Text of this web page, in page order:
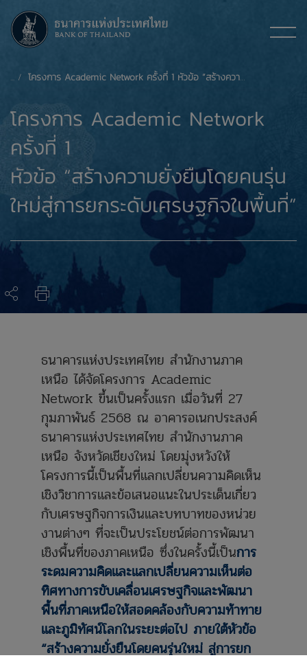
โครงการ Academic Network ครั้งที่ 1 หัวข้อ “สร้างความยั่งยืนโดยคนรุ่นใหม่สู่การยกระดับเศรษฐกิจในพื้นที่”
โครงการ Academic Network
ครั้งที่ 1
หัวข้อ “สร้างความยั่งยืนโดยคนรุ่น
ใหม่สู่การยกระดับเศรษฐกิจในพื้นที่”
ธนาคารแห่งประเทศไทย สำนักงานภาค
เหนือ ได้จัดโครงการ Academic
Network ขึ้นเป็นครั้งแรก เมื่อวันที่ 27
กุมภาพันธ์ 2568 ณ อาคารอเนกประสงค์
ธนาคารแห่งประเทศไทย สำนักงานภาค
เหนือ จังหวัดเชียงใหม่ โดยมุ่งหวังให้
โครงการนี้เป็นพื้นที่แลกเปลี่ยนความคิดเห็น
เชิงวิชาการและข้อเสนอแนะในประเด็นเกี่ยว
กับเศรษฐกิจการเงินและบทบาทของหน่วย
งานต่างๆ ที่จะเป็นประโยชน์ต่อการพัฒนา
เชิงพื้นที่ของภาคเหนือ ซึ่งในครั้งนี้เป็นการ
ระดมความคิดและแลกเปลี่ยนความเห็นต่อ
ทิศทางการขับเคลื่อนเศรษฐกิจและพัฒนา
พื้นที่ภาคเหนือให้สอดคล้องกับความท้าทาย
และภูมิทัศน์โลกในระยะต่อไป ภายใต้หัวข้อ
“สร้างความยั่งยืนโดยคนรุ่นใหม่ สู่การยก